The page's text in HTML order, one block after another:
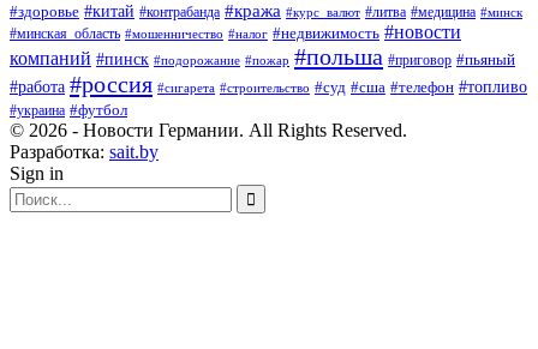
#здоровье #китай #контрабанда #кража #курс_валют #литва #медицина #минск
#минская_область #мошенничество #налог #недвижимость #новости
компаний #пинск #подорожание #пожар #польша #приговор #пьяный
#работа #россия #сигарета #строительство #суд #сша #телефон #топливо
#украина #футбол
© 2026 - Новости Германии. All Rights Reserved.
Разработка: sait.by
Sign in